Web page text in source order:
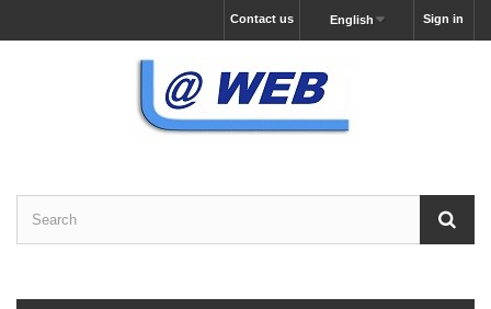
Sign in
English
Contact us